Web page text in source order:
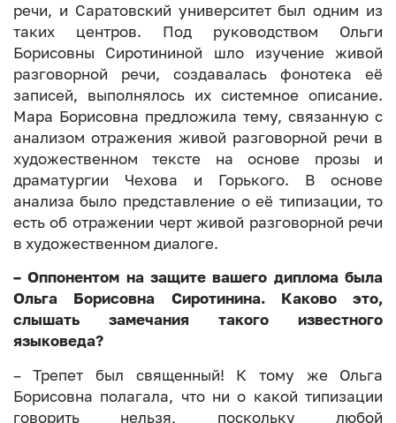
речи, и Саратовский университет был одним из
таких центров. Под руководством Ольги
Борисовны Сиротининой шло изучение живой
разговорной речи, создавалась фонотека её
записей, выполнялось их системное описание.
Мара Борисовна предложила тему, связанную с
анализом отражения живой разговорной речи в
художественном тексте на основе прозы и
драматургии Чехова и Горького. В основе
анализа было представление о её типизации, то
есть об отражении черт живой разговорной речи
в художественном диалоге.
– Оппонентом на защите вашего диплома была
Ольга Борисовна Сиротинина. Каково это,
слышать замечания такого известного
языковеда?
– Трепет был священный! К тому же Ольга
Борисовна полагала, что ни о какой типизации
говорить нельзя, поскольку любой